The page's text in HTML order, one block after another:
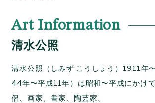
Art Information
清水公照
清水公照（しみず こうしょう）1911年
44年〜平成11年）は昭和〜平成にかけ
侶、画家、書家、陶芸家。